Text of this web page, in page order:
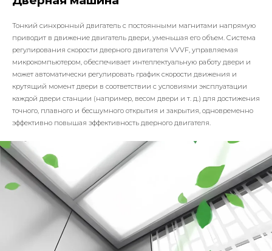
Тонкий синхронный двигатель с постоянными магнитами напрямую
приводит в движение двигатель двери, уменьшая его объем. Система
регулирования скорости дверного двигателя VVVF, управляемая
микрокомпьютером, обеспечивает интеллектуальную работу двери и
может автоматически регулировать график скорости движения и
крутящий момент двери в соответствии с условиями эксплуатации
каждой двери станции (например, весом двери и т. д.) для достижения
точного, плавного и бесшумного открытия и закрытия, одновременно
эффективно повышая эффективность дверного двигателя.